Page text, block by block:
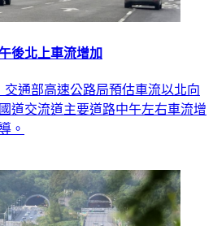
後北上車流增加
通部高速公路局預估車流以北向
道交流道主要道路中午左右車流增
。